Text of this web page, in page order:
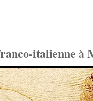
italienne à